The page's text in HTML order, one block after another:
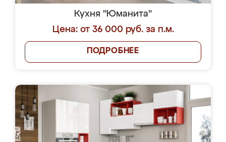
Кухня "Юманита"
Цена: от 36 000 руб. за п.м.
ПОДРОБНЕЕ